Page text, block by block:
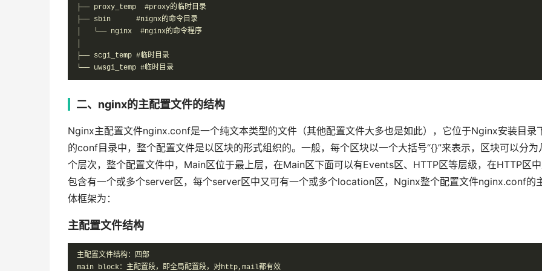
├── proxy_temp  #proxy的临时目录
├── sbin      #nignx的命令目录
│   └── nginx  #nginx的命令程序
├── scgi_temp #临时目录
└── uwsgi_temp #临时目录
二、nginx的主配置文件的结构
Nginx主配置文件nginx.conf是一个纯文本类型的文件（其他配置文件大多也是如此），它位于Nginx安装目录
的conf目录中，整个配置文件是以区块的形式组织的。一般，每个区块以一个大括号“{}”来表示，区块可以分为
个层次，整个配置文件中，Main区位于最上层，在Main区下面可以有Events区、HTTP区等层级，在HTTP区
包含有一个或多个server区，每个server区中又可有一个或多个location区，Nginx整个配置文件nginx.conf的
体框架为：
主配置文件结构
主配置文件结构：四部
main block：主配置段，即全局配置段，对http,mail都有效